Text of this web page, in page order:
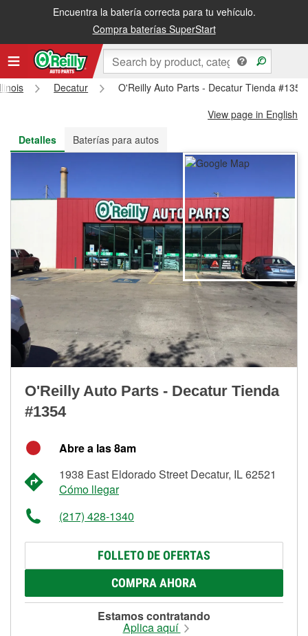
Encuentra la batería correcta para tu vehículo.
Compra baterías SuperStart
Recibe tu orden gratis al día siguiente o recógela en la tienda
Decatur
O'Reilly Auto Parts - Decatur Tienda #1354
View page in English
Detalles
Baterías para autos
O'Reilly Auto Parts - Decatur Tienda
#1354
Abre a las 8am
1938 East Eldorado Street Decatur, IL 62521
Cómo llegar
(217) 428-1340
FOLLETO DE OFERTAS
COMPRA AHORA
Estamos contratando
Aplica aquí